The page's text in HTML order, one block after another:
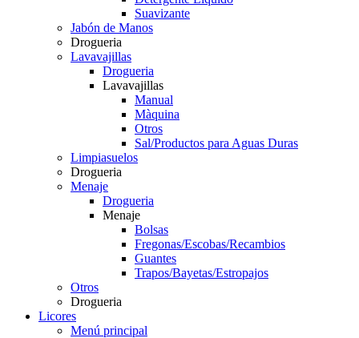
Suavizante
Jabón de Manos
Drogueria
Lavavajillas
Drogueria
Lavavajillas
Manual
Màquina
Otros
Sal/Productos para Aguas Duras
Limpiasuelos
Drogueria
Menaje
Drogueria
Menaje
Bolsas
Fregonas/Escobas/Recambios
Guantes
Trapos/Bayetas/Estropajos
Otros
Drogueria
Licores
Menú principal